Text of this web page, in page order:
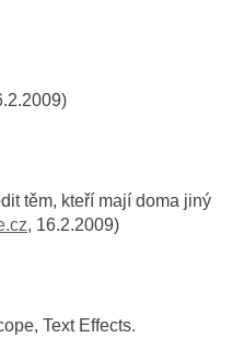
těm, kteří mají doma jiný
, 16.2.2009)
Text Effects.